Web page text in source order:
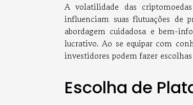
A volatilidade das
influenciam suas flutuações de
abordagem cuidadosa e bem-
lucrativo. Ao se equipar com
investidores podem fazer
Escolha de